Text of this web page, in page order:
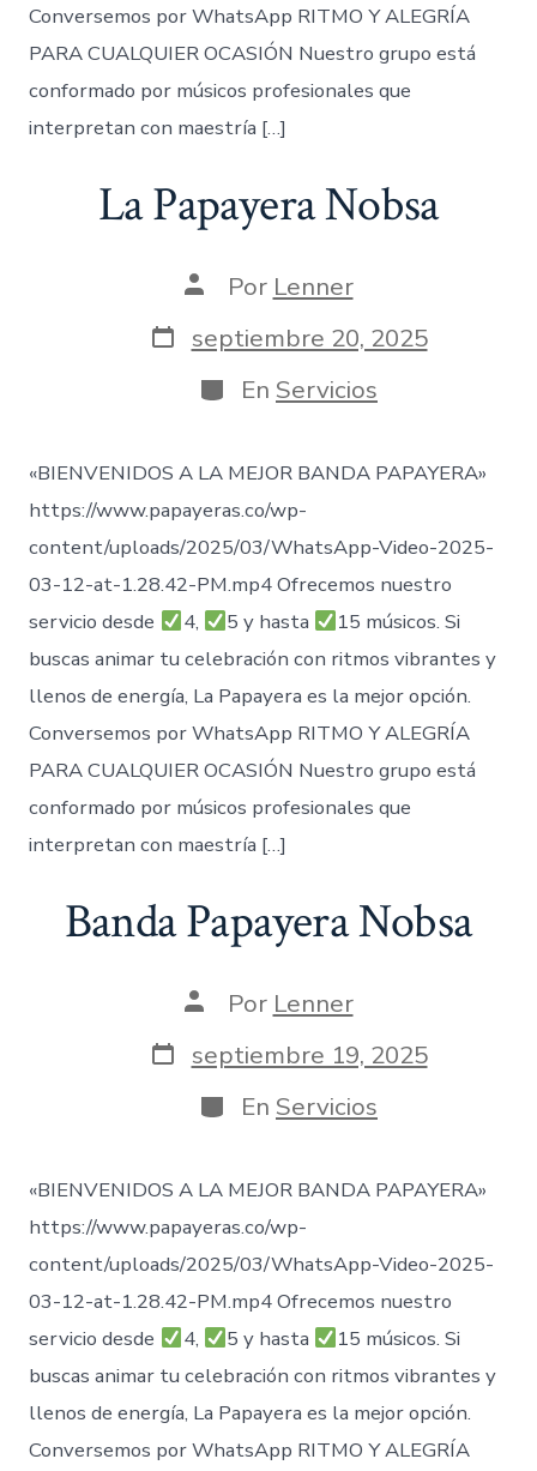
Conversemos por WhatsApp RITMO Y ALEGRÍA
PARA CUALQUIER OCASIÓN Nuestro grupo está
conformado por músicos profesionales que
interpretan con maestría […]
La Papayera Nobsa
Autor
la
entrada
Por Lenner
Fecha
de
publicación
septiembre 20, 2025
Categorías
En Servicios
«BIENVENIDOS A LA MEJOR BANDA PAPAYERA»
https://www.papayeras.co/wp-
content/uploads/2025/03/WhatsApp-Video-2025-
03-12-at-1.28.42-PM.mp4 Ofrecemos nuestro
servicio desde
4, 5 y hasta
15 músicos. Si
buscas animar tu celebración con ritmos vibrantes y
llenos de energía, La Papayera es la mejor opción.
Conversemos por WhatsApp RITMO Y ALEGRÍA
PARA CUALQUIER OCASIÓN Nuestro grupo está
conformado por músicos profesionales que
interpretan con maestría […]
Banda Papayera Nobsa
Autor
la
entrada
Por Lenner
Fecha
de
publicación
septiembre 19, 2025
Categorías
En Servicios
«BIENVENIDOS A LA MEJOR BANDA PAPAYERA»
https://www.papayeras.co/wp-
content/uploads/2025/03/WhatsApp-Video-2025-
03-12-at-1.28.42-PM.mp4 Ofrecemos nuestro
servicio desde
4, 5 y hasta
15 músicos. Si
buscas animar tu celebración con ritmos vibrantes y
llenos de energía, La Papayera es la mejor opción.
Conversemos por WhatsApp RITMO Y ALEGRÍA